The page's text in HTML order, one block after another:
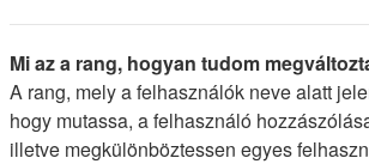
Mi az a rang, hogyan tudom
A rang, mely a felhasználók neve alatt
hogy mutassa, a felhasználó
illetve megkülönböztessen egyes